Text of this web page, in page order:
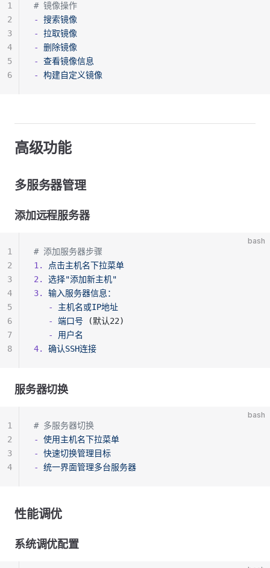
# 镜像操作
-
搜索镜像
-
拉取镜像
-
删除镜像
-
查看镜像信息
-
构建自定义镜像
1
2
3
4
5
6
高级功能
多服务器管理
添加远程服务器
bash
# 添加服务器步骤
1.
点击主机名下拉菜单
2.
选择"添加新主机"
3.
输入服务器信息：
   -
主机名或IP地址
   -
端口号 (默认22)
   -
用户名
4.
确认SSH连接
1
2
3
4
5
6
7
8
服务器切换
bash
# 多服务器切换
-
使用主机名下拉菜单
-
快速切换管理目标
-
统一界面管理多台服务器
1
2
3
4
性能调优
系统调优配置